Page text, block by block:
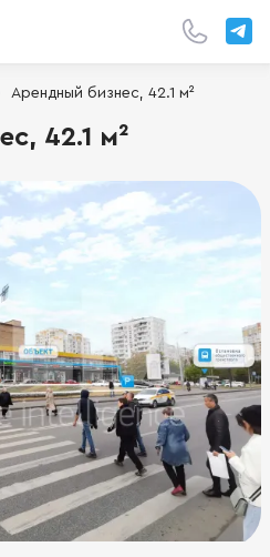
Арендный бизнес, 42.1 м²
42.1 м²